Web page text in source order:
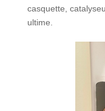
casquette,
ultime.